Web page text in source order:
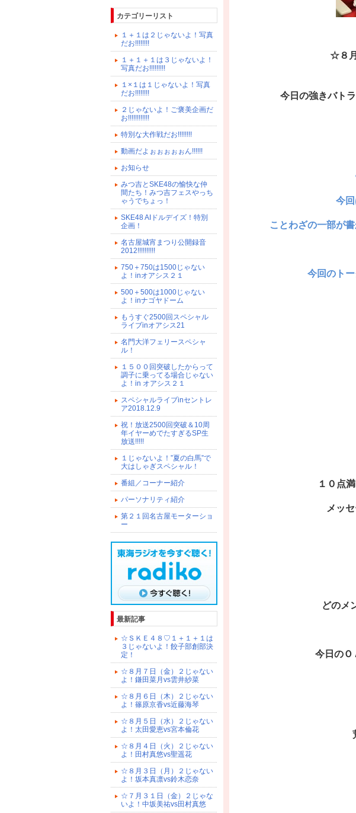
カテゴリーリスト
１＋１は２じゃないよ！写真
だお!!!!!!!!
１＋１＋１は３じゃないよ！
写真だお!!!!!!!!!
１×１は１じゃないよ！写真
だお!!!!!!!!
２じゃないよ！ご褒美企画だ
お!!!!!!!!!!!!
特別な大作戦だお!!!!!!!!
動画だよぉぉぉぉぉん!!!!!!
お知らせ
みつ吉とSKE48の愉快な仲
間たち！みつ吉フェスやっち
ゃうでちょっ！
SKE48 AIドルデイズ！特別
企画！
名古屋城宵まつり公開録音
2012!!!!!!!!!!
750＋750は1500じゃない
よ！inオアシス２１
500＋500は1000じゃない
よ！inナゴヤドーム
もうすぐ2500回スペシャル
ライブinオアシス21
名門大洋フェリースペシャ
ル！
１５００回突破したからって
調子に乗ってる場合じゃない
よ！in オアシス２１
スペシャルライブinセントレ
ア2018.12.9
祝！放送2500回突破＆10周
年イヤーめでたすぎるSP生
放送!!!!!
１じゃないよ！”夏の白馬”で
大はしゃぎスペシャル！
番組／コーナー紹介
パーソナリティ紹介
第２１回名古屋モーターショ
ー
最新記事
☆ＳＫＥ４８♡１＋１＋１は
３じゃないよ！餃子部創部決
定！
☆８月７日（金）２じゃない
よ！鎌田菜月vs雲井紗菜
☆８月６日（木）２じゃない
よ！篠原京香vs近藤海琴
☆８月５日（水）２じゃない
よ！太田愛恵vs宮本倫花
☆８月４日（火）２じゃない
よ！田村真悠vs聖遥花
☆８月３日（月）２じゃない
よ！坂本真凛vs鈴木恋奈
☆７月３１日（金）２じゃな
いよ！中坂美祐vs田村真悠
☆８
今日 の強きバト
今
ことわざの一部が
今回のトー
１０点
メッ
どのメ
今日の